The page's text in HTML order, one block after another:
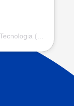
Uma publicação compartilhada por Input Tecnologia (@input.com.vc)